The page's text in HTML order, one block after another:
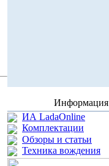
Информация
ИА LadaOnline
Комплектации
Обзоры и статьи
Техника вождения